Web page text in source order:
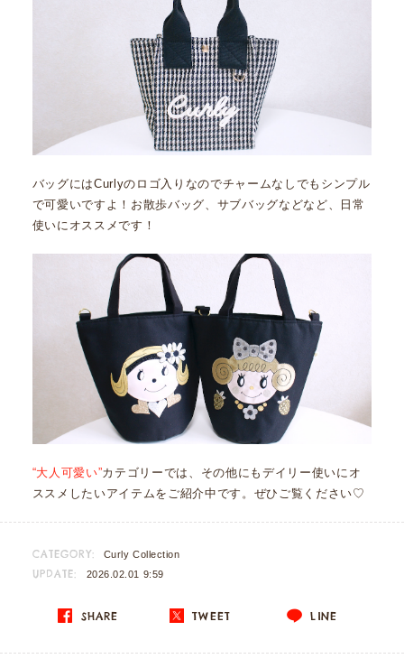
バッグにはCurlyのロゴ入りなのでチャームなしでもシンプル
で可愛いですよ！お散歩バッグ、サブバッグなどなど、日常
使いにオススメです！
“大人可愛い”カテゴリーでは、その他にもデイリー使いにオ
ススメしたいアイテムをご紹介中です。ぜひご覧ください♡
CATEGORY: Curly Collection
UPDATE: 2026.02.01 9:59
SHARE TWEET LINE